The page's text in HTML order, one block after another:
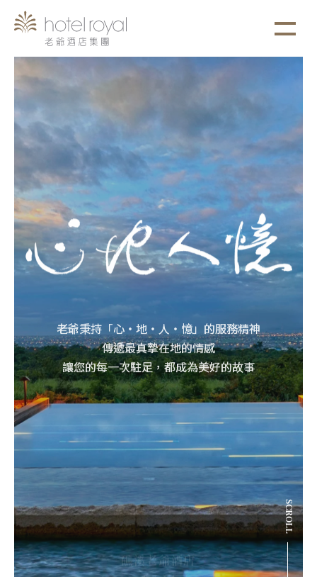
1. 本飯店游泳池將於2021/05/01 ~ 2021/05/03
進行年度保養工作。
SCROLL
老爺秉持「心・地・人・憶」的服務精神
傳遞最真摯在地的情感
讓您的每一次駐足，都成為美好的故事
知本老爺酒店
2/14